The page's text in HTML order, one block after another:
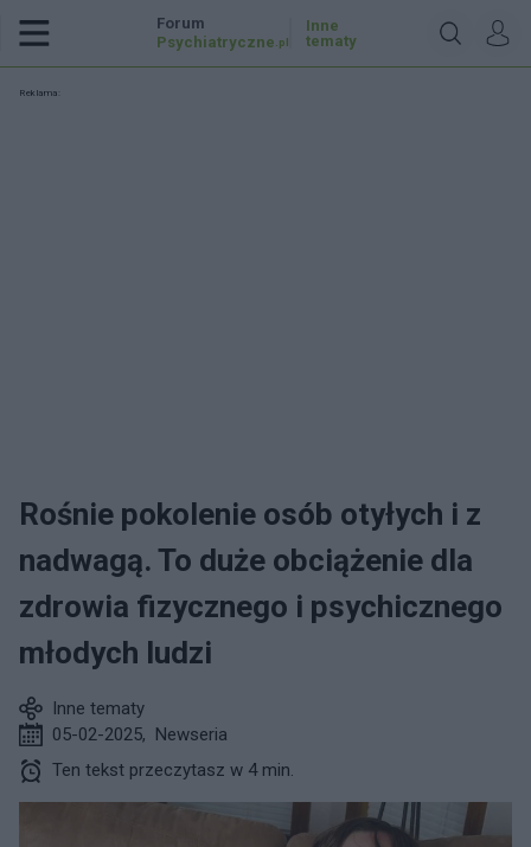
Forum
Psychiatryczne .pl
Inne
tematy
Reklama:
Rośnie pokolenie osób otyłych i z
nadwagą. To duże obciążenie dla
zdrowia fizycznego i psychicznego
młodych ludzi
Inne tematy
05-02-2025, Newseria
Ten tekst przeczytasz w 4 min.